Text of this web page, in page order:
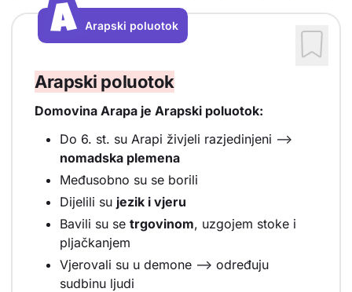
A
A
Arapski poluotok
Arapski poluotok
Domovina Arapa je Arapski poluotok:
Do 6. st. su Arapi živjeli razjedinjeni -->
nomadska plemena
Međusobno su se borili
Dijelili su jezik i vjeru
Bavili su se trgovinom, uzgojem stoke i
pljačkanjem
Vjerovali su u demone --> određuju
sudbinu ljudi